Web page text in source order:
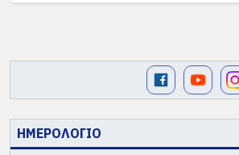
ΗΜΕΡΟΛΟΓΙΟ